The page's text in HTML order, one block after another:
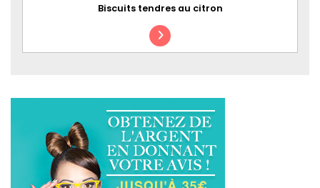
Biscuits tendres au citron